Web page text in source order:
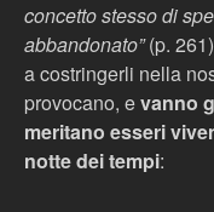
concetto stesso di
abbandonato”(p.
a costringerli nella
provocano, evanno
meritano esseri
notte dei tempi: